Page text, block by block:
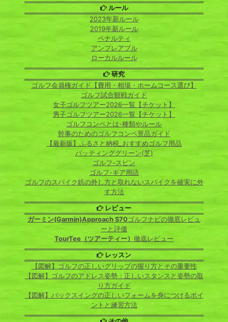
ルール
2023年新ルール
2019年新ルール
ペナルティ
アンプレアブル
ローカルルール
研究
ゴルフ会員権ガイド【費用・相場・ホームコース選び】
ゴルフ試合観戦ガイド
女子ゴルフツアー2026一覧【チケット】
男子ゴルフツアー2026一覧【チケット】
ゴルフコンペとは-種類やルール
幹事のためのゴルフコンペ景品ガイド
【最新版】ふるさと納税_おすすめゴルフ用品
パッティンググリーン(芝)
ゴルフ-スピン
ゴルフ-ギア用語
ゴルフのスパイク鋲の外し方と取れないスパイクを確実に外
す方法
レビュー
ガーミン(Garmin)Approach S70ゴルフナビの徹底レビュ
ーと評価
TourTee（ツアーティー） 徹底レビュー
レッスン
【図解】ゴルフの正しいグリップの握り方とその重要性
【図解】ゴルフのアドレス姿勢：正しいスタンスと姿勢の取
り方ガイド
【図解】バックスイングの正しいフォームを身につけるポイ
ントと練習方法